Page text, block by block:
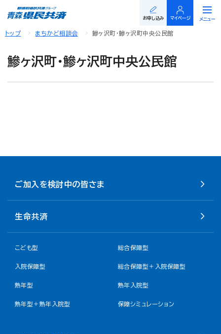
閉じる
メニュー
お申し込み マイページ
トップ まちかど相談会 鰺ヶ沢町・鰺ヶ沢町中央公民館
鰺ヶ沢町・鰺ヶ沢町中央公民館
ご加入を検討中の皆さま
生命共済
こども型 総合保障型
入院保障型 総合保障型＋入院保障型
熟年型 熟年入院型
熟年型＋熟年入院型 保障シミュレーション